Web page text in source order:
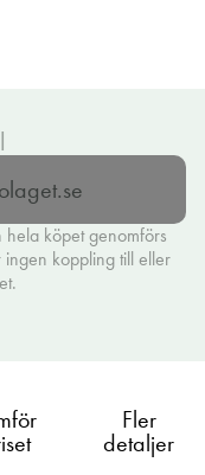
köpet genomförs
ingen koppling till eller
Fler
detaljer